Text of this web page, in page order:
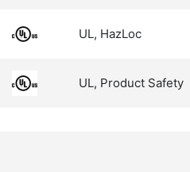
UL, HazLoc
UL, Product Safety